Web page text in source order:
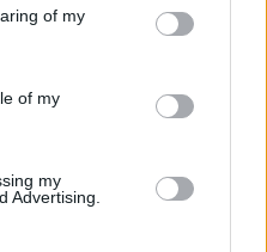
behaviour. You may click to
and its third-party tags to
purposes in below Google
of my
of my
my
Advertising.nem kellett
a hajózásért való